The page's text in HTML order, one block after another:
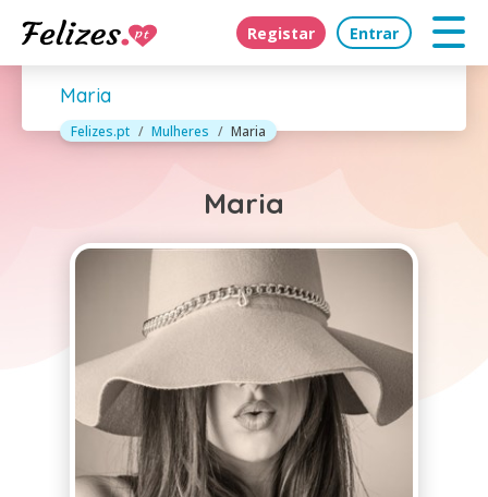
Registar Entrar
Maria
Felizes.pt Mulheres Maria
Maria